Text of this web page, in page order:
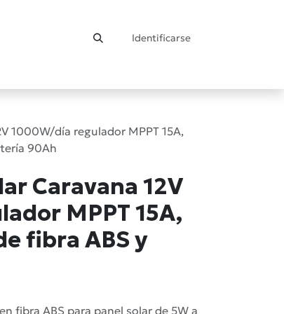
Identificarse
1000W/día regulador MPPT 15A,
90Ah
Caravana 12V
MPPT 15A,
fibra ABS y
fibra ABS para panel solar de 5W a